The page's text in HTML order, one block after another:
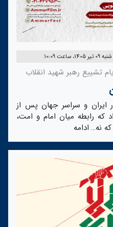
1405، ساعت 10:09
تشییع رهبر شهید انقلاب
ایران و سراسر جهان پس از
که رابطه میان امام و امت،
نه… ادامه